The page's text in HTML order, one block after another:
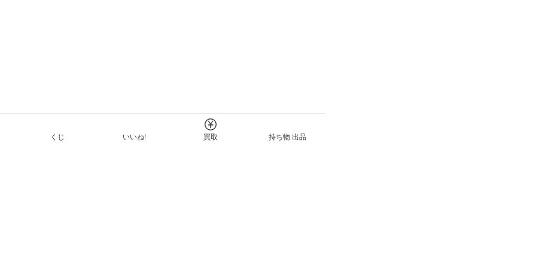
くじ いいね! 買取 持ち物 出品